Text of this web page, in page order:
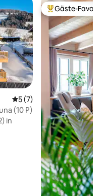
Durchschnittliche
5 (7)
(10 P)
in
Beliebter Gäste-
Gäste-Favorit